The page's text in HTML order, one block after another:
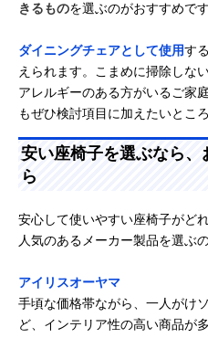
きるものを選ぶのがおすすめです
ダイニングチェアとして使用す
えられます。こまめに掃除しな
アレルギーのある方がいるご家庭
もぜひ検討項目に加えたいところ
安い座椅子を選ぶなら
ら
安心して使いやすい座椅子がど
人気のあるメーカー製品を選ぶ
アイリスオーヤマ
手頃な価格帯ながら、一人がけ
ど、インテリア性の高い商品が多